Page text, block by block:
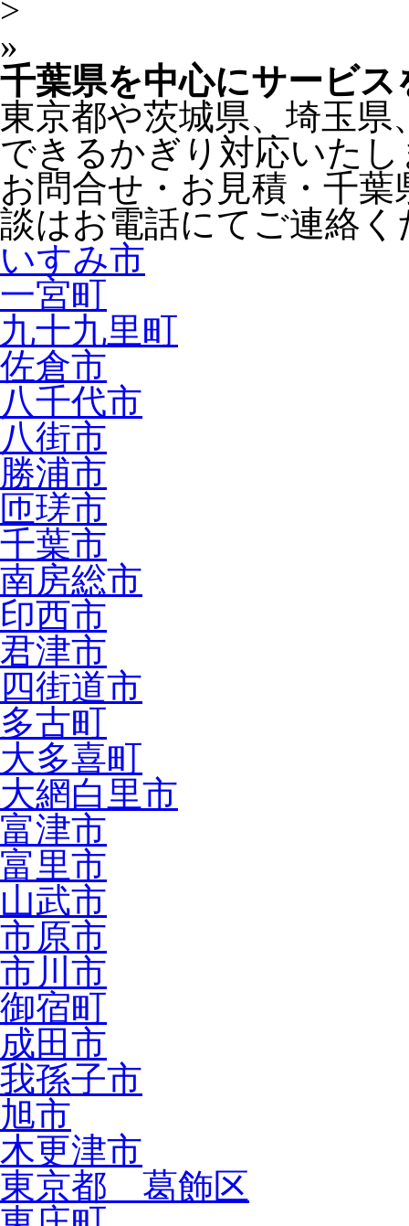
>
»
千葉県を中心にサービ
東京都や茨城県、 埼玉県
できるかぎり対応いた
お問合せ・お見積・千
談はお電話にてご連絡く
いすみ市
一宮町
九十九里町
佐倉市
八千代市
八街市
勝浦市
匝瑳市
千葉市
南房総市
印西市
君津市
四街道市
多古町
大多喜町
大網白里市
富津市
富里市
山武市
市原市
市川市
御宿町
成田市
我孫子市
旭市
木更津市
東京都 葛飾区